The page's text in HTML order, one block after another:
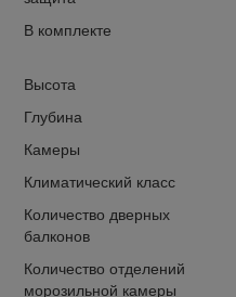
В комплекте
Высота
Глубина
Камеры
Климатический класс
Количество дверных
балконов
Количество отделений
морозильной камеры